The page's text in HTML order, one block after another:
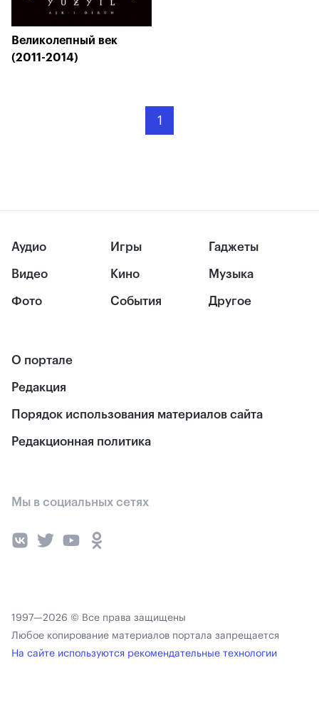
Великолепный век
(2011-2014)
1
Аудио
Видео
Фото
Игры
Кино
События
Гаджеты
Музыка
Другое
О портале
Редакция
Порядок использования материалов сайта
Редакционная политика
Мы в социальных сетях
1997—2026 © Все права защищены
Любое копирование материалов портала запрещается
На сайте используются рекомендательные технологии